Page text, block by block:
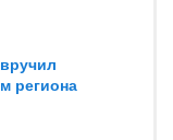
региона